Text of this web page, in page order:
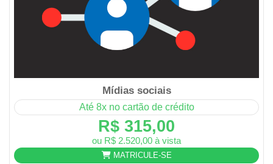
Mídias sociais
Até 8x no cartão de crédito
R$ 315,00
ou R$ 2.520,00 à vista
MATRICULE-SE